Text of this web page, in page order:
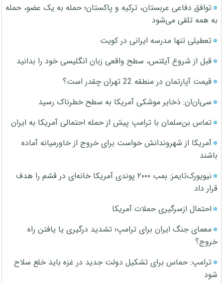
توافق دفاعی عربستان، ترکیه و پاکستان؛ حمله به یک عضو، حمله
به همه تلقی می‌شود
تعطیلی تنها مدرسه ایرانی در کویت
قبل از شروع آیلتس، سطح واقعی زبان انگلیسی خود را بدانید
قیمت آپارتمان در منطقه 22 تهران چقدر است؟
سی‌ان‌ان: ذخایر موشکی آمریکا به سطح خطرناک رسید
تماس بن‌سلمان با ترامپ پیش از حمله احتمالی آمریکا به ایران
آمریکا از شهروندانش خواست برای خروج از خاورمیانه آماده
باشند
نیویورک‌تایمز: بمب ۲۰۰۰ پوندی آمریکا خانه‌ای در قشم را هدف
قرار داد
احتمال ازسرگیری حملات آمریکا
معمای جنگ ایران برای ترامپ؛ تشدید درگیری یا یافتن راه
خروج؟
ترامپ: حماس برای تشکیل دولت جدید در غزه باید خلع سلاح
شود